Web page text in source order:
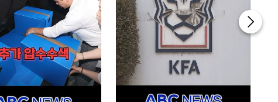
ABC 특집 대담
1300~1400
업&다운